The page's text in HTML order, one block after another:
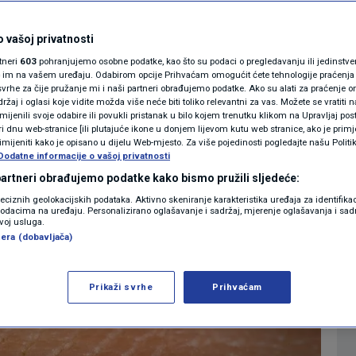
MAGAZIN
KOLUMNE
N1(DIS)INFO
KLIMATSKE PROMJENE
FOTO
VIDEO
20:55 > 20:57 | INFO | komentara
vašoj privatnosti
603 pohranjujemo osobne podatke, kao što su podaci o pregledavanju ili
na vašem uređaju. Odabirom opcije Prihvaćam omogućit ćete tehnologije praćenja
za čije pružanje mi i naši partneri obrađujemo podatke. Ako su alati za praćenje
i oglasi koje vidite možda više neće biti toliko relevantni za vas. Možete se vratiti
svoje odabire ili povukli pristanak u bilo kojem trenutku klikom na Upravljaj
dnu web-stranice [ili plutajuće ikone u donjem lijevom kutu web stranice, ako je
kako je opisano u dijelu Web-mjesto. Za više pojedinosti pogledajte našu
informacije o vašoj privatnosti
obrađujemo podatke kako bismo pružili sljedeće:
geolokacijskih podataka. Aktivno skeniranje karakteristika uređaja za
na uređaju. Personalizirano oglašavanje i sadržaj, mjerenje oglašavanja i
usluga.
(dobavljača)
Prikaži svrhe Prihvaćam